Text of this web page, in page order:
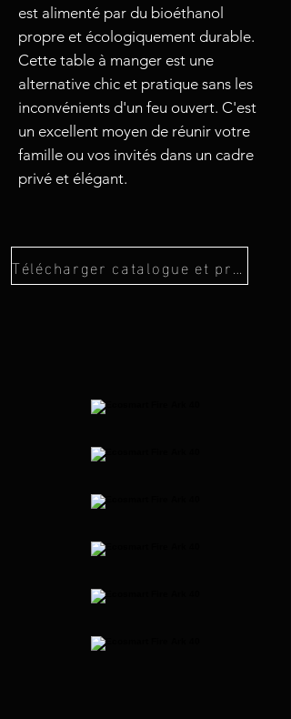
est alimenté par du bioéthanol
propre et écologiquement durable.
Cette table à manger est une
alternative chic et pratique sans les
inconvénients d'un feu ouvert. C'est
un excellent moyen de réunir votre
famille ou vos invités dans un cadre
privé et élégant.
Télécharger catalogue et prix Ecosmart Fire